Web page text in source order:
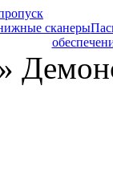
сканеры